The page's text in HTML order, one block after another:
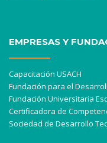
EMPRESAS Y
Capacitación USACH
Fundación para el
Fundación Universitaria
Certificadora de
Sociedad de Desarrollo